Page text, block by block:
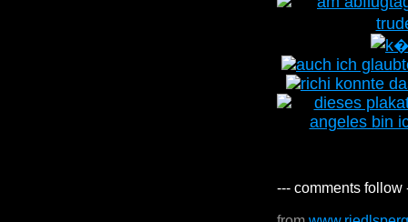
--- comments follow